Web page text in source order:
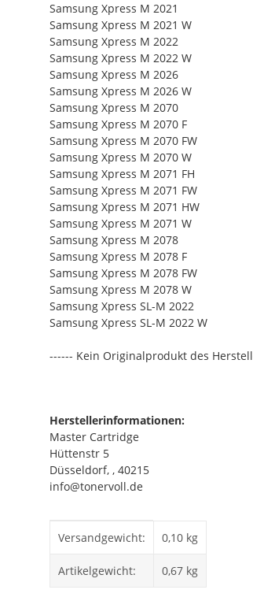
Samsung Xpress M 2021
Samsung Xpress M 2021 W
Samsung Xpress M 2022
Samsung Xpress M 2022 W
Samsung Xpress M 2026
Samsung Xpress M 2026 W
Samsung Xpress M 2070
Samsung Xpress M 2070 F
Samsung Xpress M 2070 FW
Samsung Xpress M 2070 W
Samsung Xpress M 2071 FH
Samsung Xpress M 2071 FW
Samsung Xpress M 2071 HW
Samsung Xpress M 2071 W
Samsung Xpress M 2078
Samsung Xpress M 2078 F
Samsung Xpress M 2078 FW
Samsung Xpress M 2078 W
Samsung Xpress SL-M 2022
Samsung Xpress SL-M 2022 W
------ Kein Originalprodukt des
Herstellerinformationen:
Master Cartridge
Hüttenstr 5
Düsseldorf, , 40215
info@tonervoll.de
Versandgewicht: 0,10 kg
Artikelgewicht: 0,67 kg